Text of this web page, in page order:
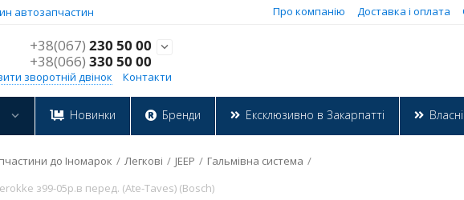
автозапчастин Про компанію Доставка і оплата
+38(067) 230 50 00
+38(066) 330 50 00

зворотній двінок Контакти
Новинки Бренди Ексклюзивно в Закарпатті
до Іномарок / Легкові / JEEP / Гальмівна система /
з99-05р.в перед. (Ate-Taves) (Bosch)